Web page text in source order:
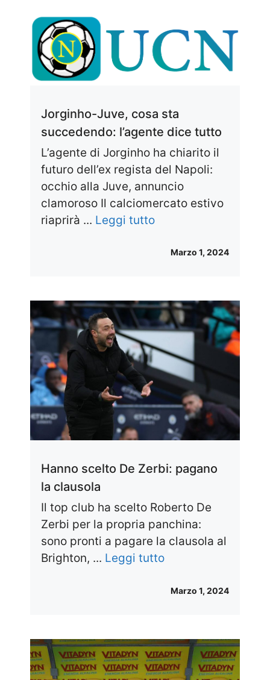
Jorginho-Juve, cosa sta
succedendo: l’agente dice tutto
L’agente di Jorginho ha chiarito il
futuro dell’ex regista del Napoli:
occhio alla Juve, annuncio
clamoroso Il calciomercato estivo
riaprirà ... Leggi tutto
Marzo 1, 2024
Hanno scelto De Zerbi: pagano
la clausola
Il top club ha scelto Roberto De
Zerbi per la propria panchina:
sono pronti a pagare la clausola al
Brighton, ... Leggi tutto
Marzo 1, 2024